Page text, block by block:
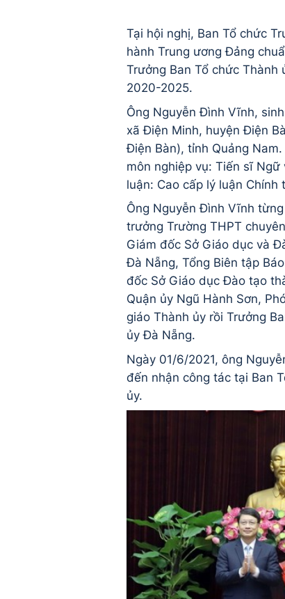
Tại hội nghị, Ban Tổ chức
hành Trung ương Đảng
Trưởng Ban Tổ chức
2020-2025.
Ông Nguyễn Đình Vĩnh,
xã Điện Minh, huyện Điện
Điện Bàn), tỉnh Quảng
môn nghiệp vụ: Tiến sĩ Ngữ
luận: Cao cấp lý luận Chính
Ông Nguyễn Đình Vĩnh
trưởng Trường THPT
Giám đốc Sở Giáo dục và
Đà Nẵng, Tổng Biên tập
đốc Sở Giáo dục Đào tạo
Quận ủy Ngũ Hành Sơn,
giáo Thành ủy rồi Trưởng
ủy Đà Nẵng.
Ngày 01/6/2021, ông
đến nhận công tác tại Ban
ủy.